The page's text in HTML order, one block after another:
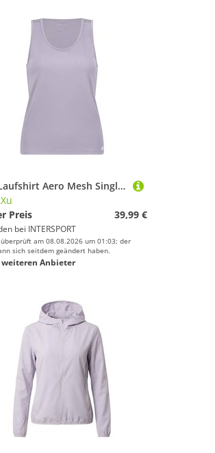
2XU Laufshirt Aero Mesh Singlet
Preis
39,99 €
bei INTERSPORT
am 08.08.2026 um 01:03; der
sich seitdem geändert haben.
weiteren Anbieter